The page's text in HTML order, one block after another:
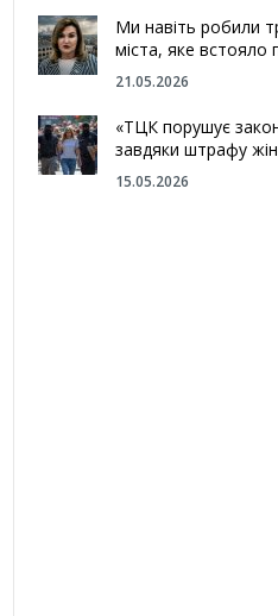
Ми навіть робили
міста, яке встояло
21.05.2026
«ТЦК порушує
завдяки штрафу
15.05.2026